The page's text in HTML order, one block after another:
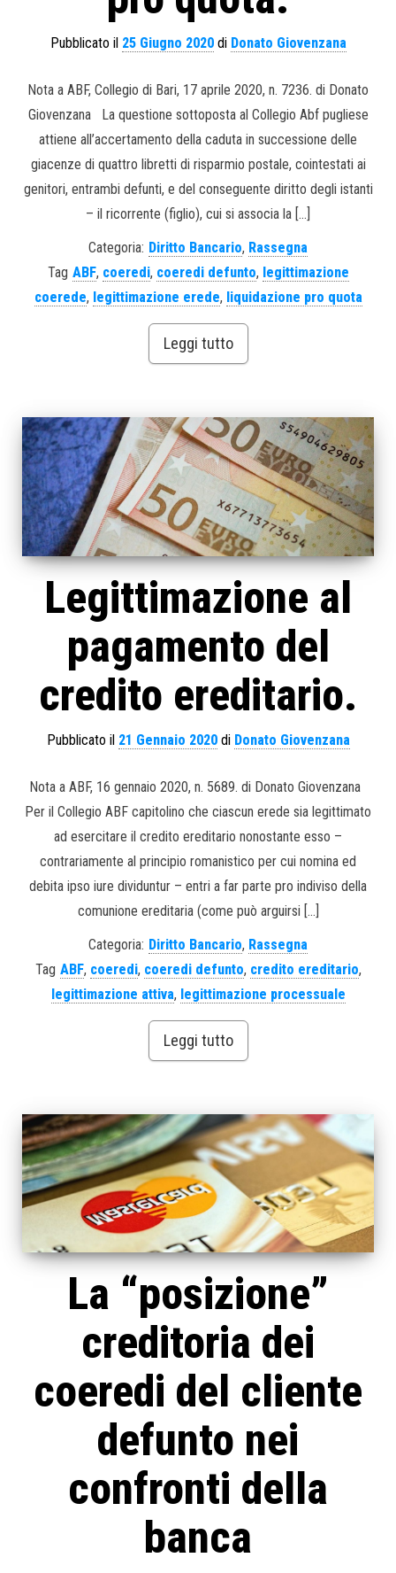
Pubblicato il 25 Giugno 2020di Donato Giovenzana
Nota a ABF, Collegio di Bari, 17 aprile 2020, n. 7236. di Donato
Giovenzana La questione sottoposta al Collegio Abf pugliese
attiene all’accertamento della caduta in successione delle
giacenze di quattro libretti di risparmio postale, cointestati ai
genitori, entrambi defunti, e del conseguente diritto degli istanti
– il ricorrente (figlio), cui si associa la […]
Categoria: Diritto Bancario, Rassegna
Tag ABF, coeredi, coeredi defunto, legittimazione
coerede, legittimazione erede, liquidazione pro quota
Leggi tutto
Legittimazione al
pagamento del
credito ereditario.
Pubblicato il 21 Gennaio 2020di Donato Giovenzana
Nota a ABF, 16 gennaio 2020, n. 5689. di Donato Giovenzana
Per il Collegio ABF capitolino che ciascun erede sia legittimato
ad esercitare il credito ereditario nonostante esso –
contrariamente al principio romanistico per cui nomina ed
debita ipso iure dividuntur – entri a far parte pro indiviso della
comunione ereditaria (come può arguirsi […]
Categoria: Diritto Bancario, Rassegna
Tag ABF, coeredi, coeredi defunto, credito ereditario,
legittimazione attiva, legittimazione processuale
Leggi tutto
La “posizione”
creditoria dei
coeredi del cliente
defunto nei
confronti della
banca